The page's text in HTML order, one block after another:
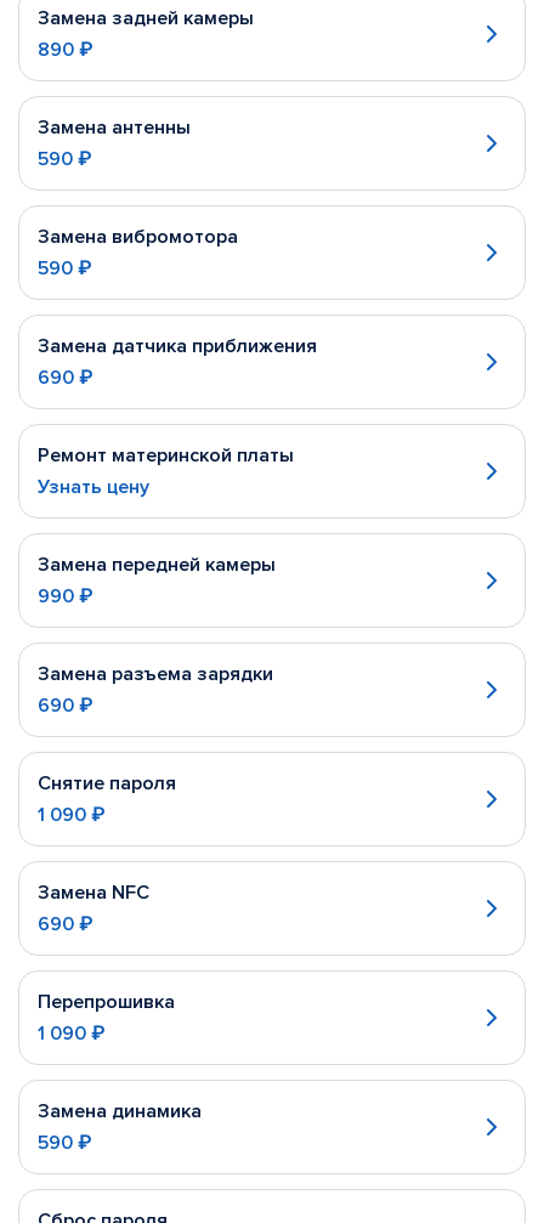
Замена задней камеры
890 ₽
Замена антенны
590 ₽
Замена вибромотора
590 ₽
Замена датчика приближения
690 ₽
Ремонт материнской платы
Узнать цену
Замена передней камеры
990 ₽
Замена разъема зарядки
690 ₽
Снятие пароля
1 090 ₽
Замена NFC
690 ₽
Перепрошивка
1 090 ₽
Замена динамика
590 ₽